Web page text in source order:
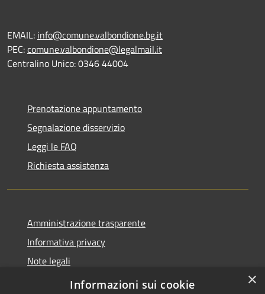
EMAIL: info@comune.valbondione.bg.it
PEC:comune.valbondione@legalmail.it
Centralino Unico: 0346 44004
Prenotazione appuntamento
Segnalazione disservizio
Leggi le FAQ
Richiesta assistenza
Amministrazione trasparente
Informativa privacy
Note legali
Dichiarazione di accessibilità
×
Informazioni sui cookie